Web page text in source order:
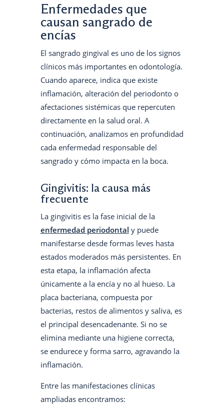
Enfermedades que
causan sangrado de
encías
El sangrado gingival es uno de los signos
clínicos más importantes en odontología.
Cuando aparece, indica que existe
inflamación, alteración del periodonto o
afectaciones sistémicas que repercuten
directamente en la salud oral. A
continuación, analizamos en profundidad
cada enfermedad responsable del
sangrado y cómo impacta en la boca.
Gingivitis: la causa más
frecuente
La gingivitis es la fase inicial de la
enfermedad periodontal y puede
manifestarse desde formas leves hasta
estados moderados más persistentes. En
esta etapa, la inflamación afecta
únicamente a la encía y no al hueso. La
placa bacteriana, compuesta por
bacterias, restos de alimentos y saliva, es
el principal desencadenante. Si no se
elimina mediante una higiene correcta,
se endurece y forma sarro, agravando la
inflamación.
Entre las manifestaciones clínicas
ampliadas encontramos: